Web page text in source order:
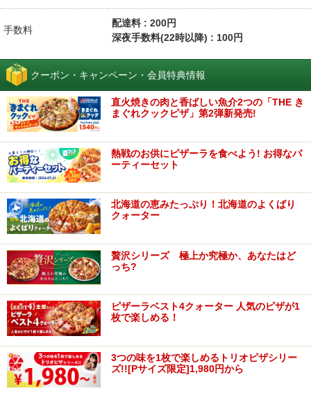
手数料
配達料 : 200円
深夜手数料(22時以降) : 100円
クーポン・キャンペーン・会員特典情報
直火焼きの肉と香ばしい魚介2つの「THE き
まぐれクックピザ」第2弾新発売!
熱戦のお供にピザーラを食べよう! お得なパ
ーティーセット
北海道の恵みたっぷり！北海道のよくばり
クォーター
贅沢シリーズ 極上か究極か、あなたはど
っち?
ピザーラベスト4クォーター 人気のピザが1
枚で楽しめる！
3つの味を1枚で楽しめるトリオピザシリー
ズ!![Pサイズ限定]1,980円から